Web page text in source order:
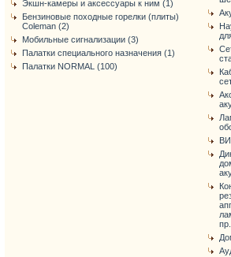
Экшн-камеры и аксессуары к ним (1)
Бензиновые походные горелки (плиты)
Coleman (2)
Мобильные сигнализации (3)
Палатки специального назначения (1)
Палатки NORMAL (100)